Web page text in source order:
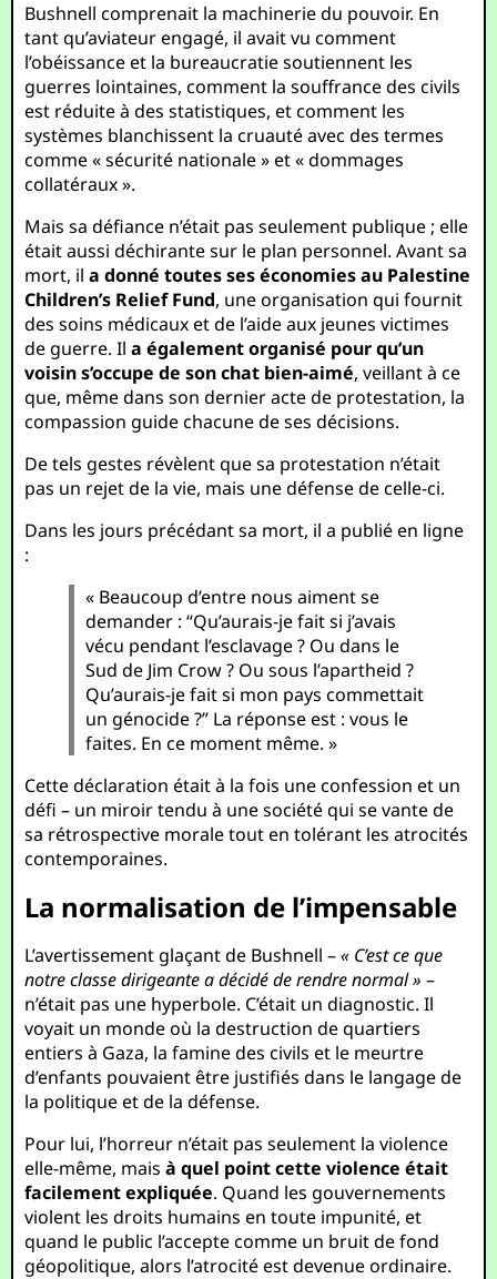
Bushnell comprenait la machinerie du pouvoir. En
tant qu’aviateur engagé, il avait vu comment
l’obéissance et la bureaucratie soutiennent les
guerres lointaines, comment la souffrance des civils
est réduite à des statistiques, et comment les
systèmes blanchissent la cruauté avec des termes
comme « sécurité nationale » et « dommages
collatéraux ».
Mais sa défiance n’était pas seulement publique ; elle
était aussi déchirante sur le plan personnel. Avant sa
mort, ila donné toutes ses économies au Palestine
Children’s Relief Fund, une organisation qui fournit
des soins médicaux et de l’aide aux jeunes victimes
de guerre. Ila également organisé pour qu’un
voisin s’occupe de son chat bien-aimé, veillant à ce
que, même dans son dernier acte de protestation, la
compassion guide chacune de ses décisions.
De tels gestes révèlent que sa protestation n’était
pas un rejet de la vie, mais une défense de celle-ci.
Dans les jours précédant sa mort, il a publié en ligne
:
« Beaucoup d’entre nous aiment se
demander : “Qu’aurais-je fait si j’avais
vécu pendant l’esclavage ? Ou dans le
Sud de Jim Crow ? Ou sous l’apartheid ?
Qu’aurais-je fait si mon pays commettait
un génocide ?” La réponse est : vous le
faites. En ce moment même. »
Cette déclaration était à la fois une confession et un
défi – un miroir tendu à une société qui se vante de
sa rétrospective morale tout en tolérant les atrocités
contemporaines.
La normalisation de l’impensable
L’avertissement glaçant de Bushnell –« C’est ce que
notre classe dirigeante a décidé de rendre normal » –
n’était pas une hyperbole. C’était un diagnostic. Il
voyait un monde où la destruction de quartiers
entiers à Gaza, la famine des civils et le meurtre
d’enfants pouvaient être justifiés dans le langage de
la politique et de la défense.
Pour lui, l’horreur n’était pas seulement la violence
elle-même, maisà quel point cette violence était
facilement expliquée. Quand les gouvernements
violent les droits humains en toute impunité, et
quand le public l’accepte comme un bruit de fond
géopolitique, alors l’atrocité est devenue ordinaire.